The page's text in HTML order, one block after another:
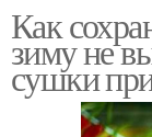
Как
зиму не
сушки